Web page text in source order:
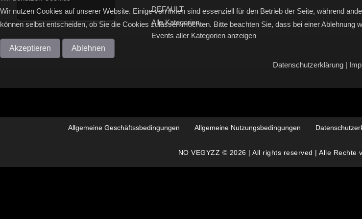
DEFAULT
Alle Kategorien ...
Events aller Kategorien anzeigen
Allgemeine Geschäftssbedingungen Allgemeine Nutzungsbedingungen
NO VEGYZZ © 2026 | All rights reserved | Alle Rechte
Wir nutzen Cookies auf unserer Website. Einige von ihnen sind essenziell für den Betrieb der Seite, während
können selbst entscheiden, ob Sie die Cookies zulassen möchten. Bitte beachten Sie, dass bei einer Ablehnung
Akzeptieren
Ablehnen
Datenschutzerklärung|